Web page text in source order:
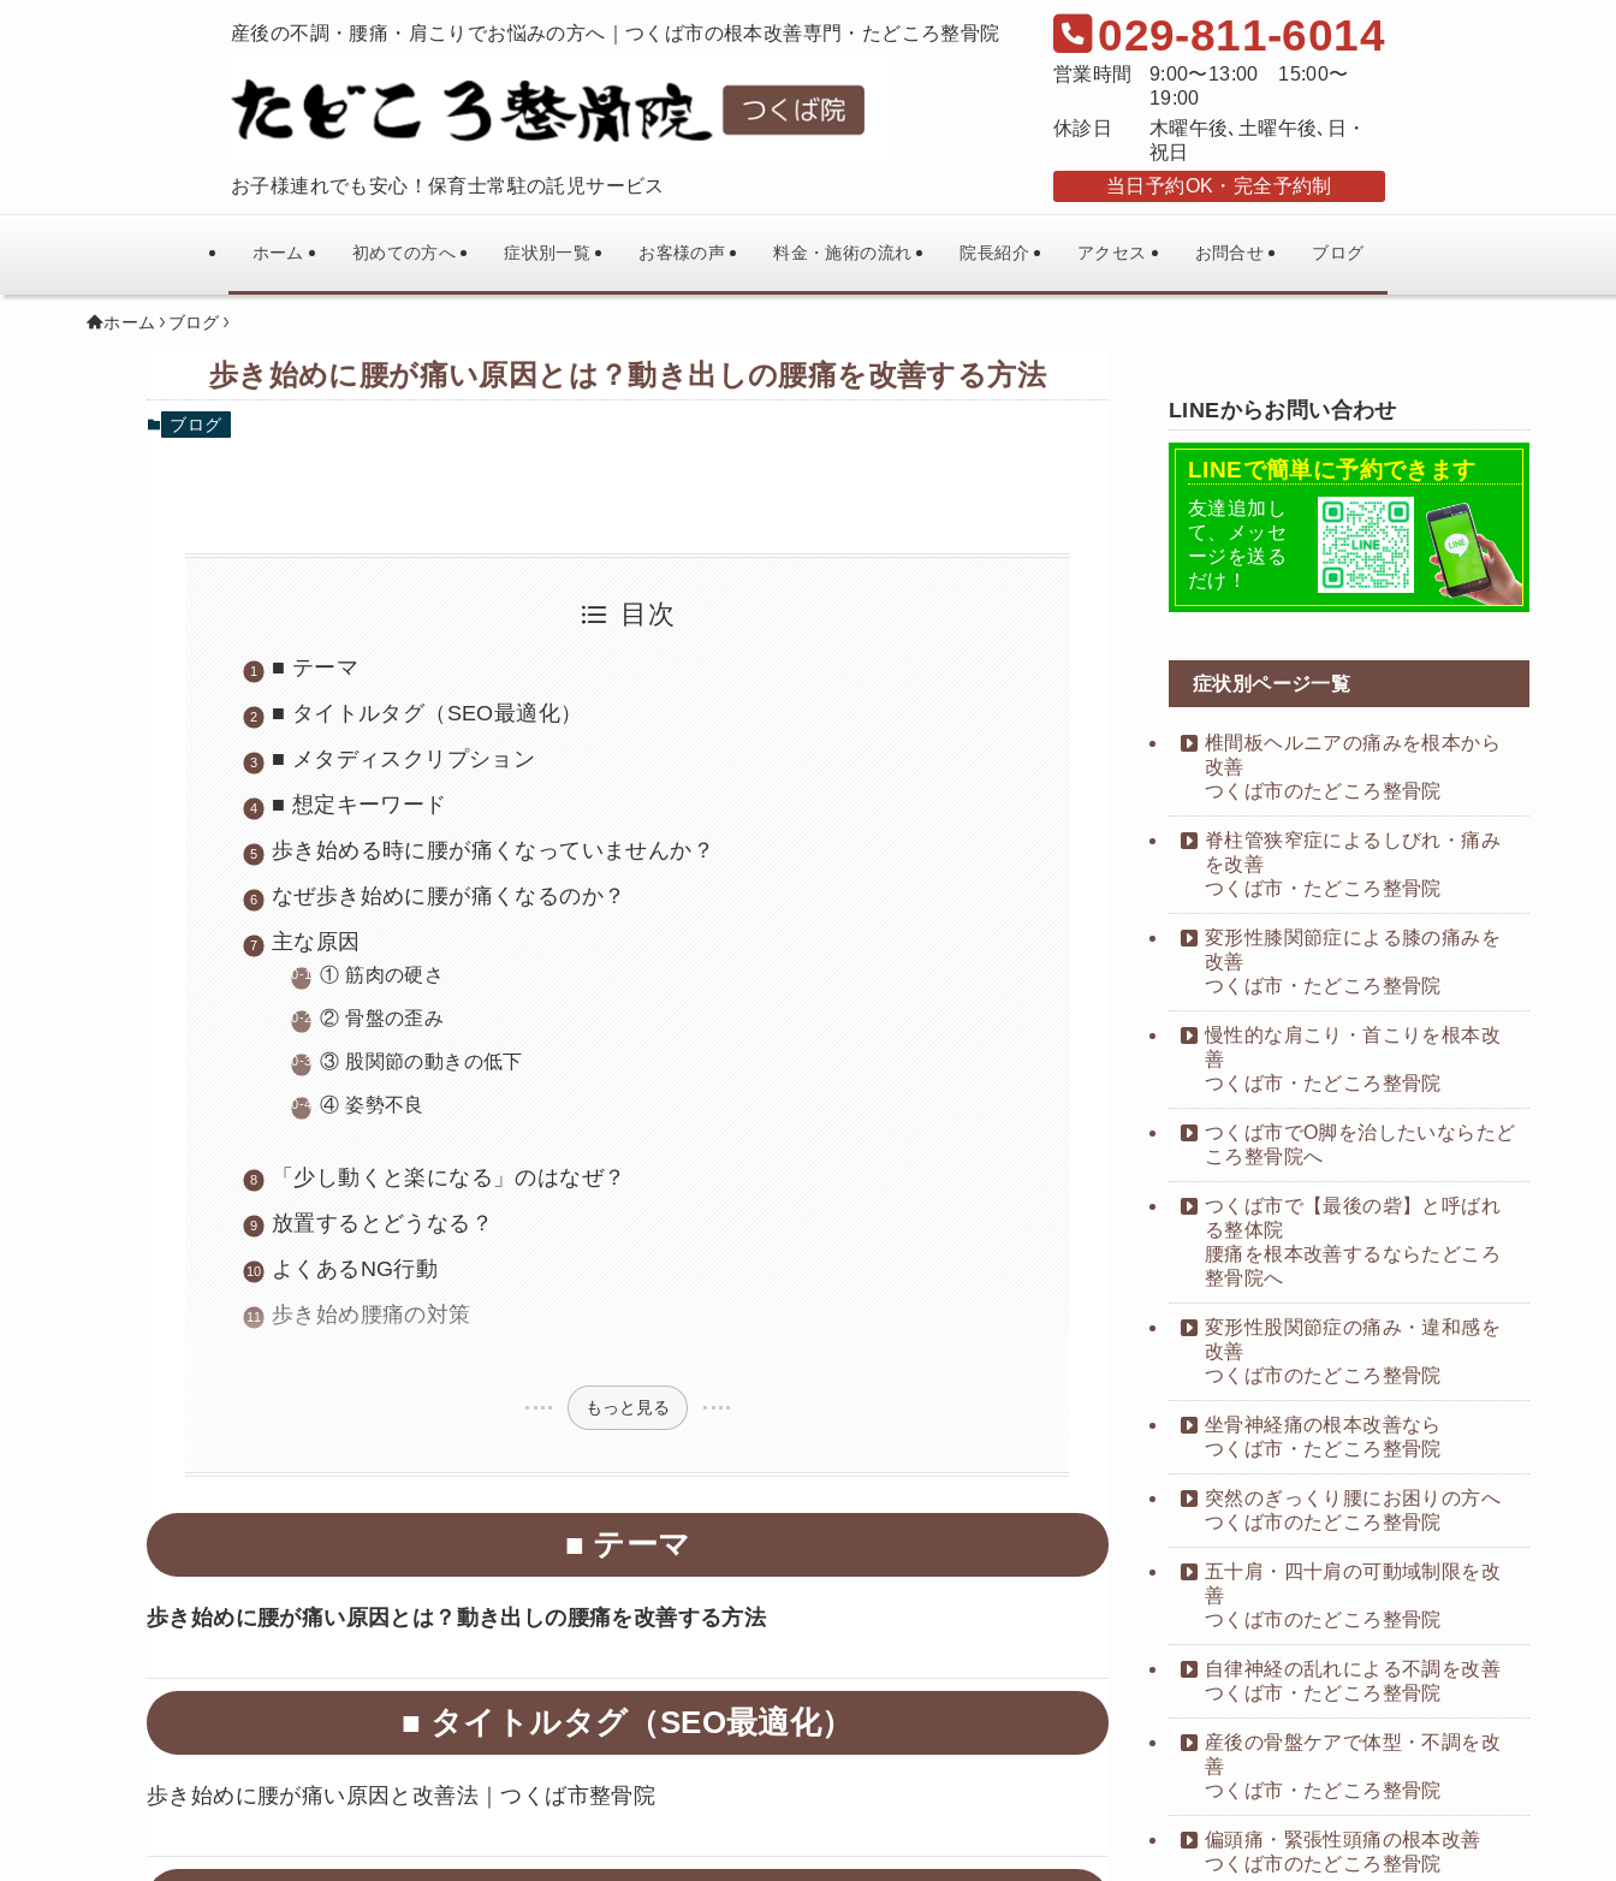
産後の不調・腰痛・肩こりでお悩みの方へ｜つくば市の根本改善専門・たどころ整骨院
お子様連れでも安心！保育士常駐の託児サービス
029-811-6014
営業時間
9:00〜13:00 15:00〜
19:00
休診日
木曜午後､土曜午後､日・
祝日
当日予約OK
完全予約制
ホーム 初めての方へ 症状別一覧 お客様の声 料金・施術の流れ 院長紹介 アクセス お問合せ ブログ
ホーム ブログ
歩き始めに腰が痛い原因とは？動き出しの腰痛を改善する方法
ブログ
目次
■ テーマ
■ タイトルタグ（SEO最適化）
■ メタディスクリプション
■ 想定キーワード
歩き始める時に腰が痛くなっていませんか？
なぜ歩き始めに腰が痛くなるのか？
主な原因
① 筋肉の硬さ
② 骨盤の歪み
③ 股関節の動きの低下
④ 姿勢不良
「少し動くと楽になる」のはなぜ？
放置するとどうなる？
よくあるNG行動
歩き始め腰痛の対策
もっと見る
■ テーマ
歩き始めに腰が痛い原因とは？動き出しの腰痛を改善する方法
■ タイトルタグ（SEO最適化）
歩き始めに腰が痛い原因と改善法｜つくば市整骨院
LINEからお問い合わせ
LINEで簡単に予約できます
友達追加し
て、メッセ
ージを送る
だけ！
症状別ページ一覧
椎間板ヘルニアの痛みを根本から
改善
つくば市のたどころ整骨院
脊柱管狭窄症によるしびれ・痛み
を改善
つくば市・たどころ整骨院
変形性膝関節症による膝の痛みを
改善
つくば市・たどころ整骨院
慢性的な肩こり・首こりを根本改
善
つくば市・たどころ整骨院
つくば市でO脚を治したいならたど
ころ整骨院へ
つくば市で【最後の砦】と呼ばれ
る整体院
腰痛を根本改善するならたどころ
整骨院へ
変形性股関節症の痛み・違和感を
改善
つくば市のたどころ整骨院
坐骨神経痛の根本改善なら
つくば市・たどころ整骨院
突然のぎっくり腰にお困りの方へ
つくば市のたどころ整骨院
五十肩・四十肩の可動域制限を改
善
つくば市のたどころ整骨院
自律神経の乱れによる不調を改善
つくば市・たどころ整骨院
産後の骨盤ケアで体型・不調を改
善
つくば市・たどころ整骨院
偏頭痛・緊張性頭痛の根本改善
つくば市のたどころ整骨院